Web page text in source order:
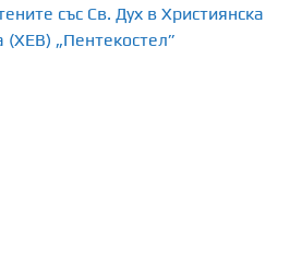
със Св. Дух в Християнска
(ХЕВ) „Пентекостел”